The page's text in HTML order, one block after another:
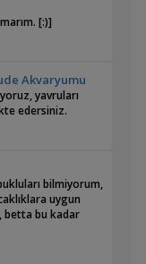
[:)]
Akvaryumu
yavruları
edersiniz.
bilmiyorum,
uygun
betta bu kadar